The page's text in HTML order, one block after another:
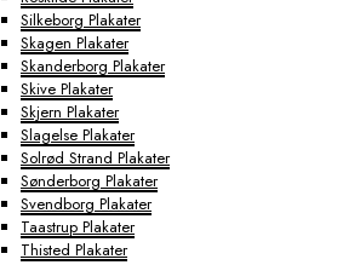
Silkeborg Plakater
Skagen Plakater
Skanderborg Plakater
Skive Plakater
Skjern Plakater
Slagelse Plakater
Solrød Strand Plakater
Sønderborg Plakater
Svendborg Plakater
Taastrup Plakater
Thisted Plakater